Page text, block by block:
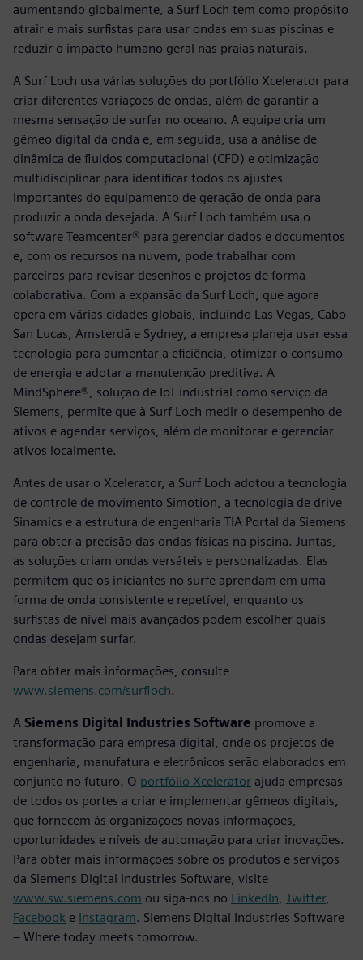
aumentando globalmente, a Surf Loch tem como propósito
atrair e mais surfistas para usar ondas em suas piscinas e
reduzir o impacto humano geral nas praias naturais.
A Surf Loch usa várias soluções do portfólio Xcelerator para
criar diferentes variações de ondas, além de garantir a
mesma sensação de surfar no oceano. A equipe cria um
gêmeo digital da onda e, em seguida, usa a análise de
dinâmica de fluidos computacional (CFD) e otimização
multidisciplinar para identificar todos os ajustes
importantes do equipamento de geração de onda para
produzir a onda desejada. A Surf Loch também usa o
software Teamcenter® para gerenciar dados e documentos
e, com os recursos na nuvem, pode trabalhar com
parceiros para revisar desenhos e projetos de forma
colaborativa. Com a expansão da Surf Loch, que agora
opera em várias cidades globais, incluindo Las Vegas, Cabo
San Lucas, Amsterdã e Sydney, a empresa planeja usar essa
tecnologia para aumentar a eficiência, otimizar o consumo
de energia e adotar a manutenção preditiva. A
MindSphere®, solução de IoT industrial como serviço da
Siemens, permite que à Surf Loch medir o desempenho de
ativos e agendar serviços, além de monitorar e gerenciar
ativos localmente.
Antes de usar o Xcelerator, a Surf Loch adotou a tecnologia
de controle de movimento Simotion, a tecnologia de drive
Sinamics e a estrutura de engenharia TIA Portal da Siemens
para obter a precisão das ondas físicas na piscina. Juntas,
as soluções criam ondas versáteis e personalizadas. Elas
permitem que os iniciantes no surfe aprendam em uma
forma de onda consistente e repetível, enquanto os
surfistas de nível mais avançados podem escolher quais
ondas desejam surfar.
Para obter mais informações, consulte
www.siemens.com/surfloch.
A Siemens Digital Industries Software promove a
transformação para empresa digital, onde os projetos de
engenharia, manufatura e eletrônicos serão elaborados em
conjunto no futuro. O portfólio Xcelerator ajuda empresas
de todos os portes a criar e implementar gêmeos digitais,
que fornecem às organizações novas informações,
oportunidades e níveis de automação para criar inovações.
Para obter mais informações sobre os produtos e serviços
da Siemens Digital Industries Software, visite
www.sw.siemens.com ou siga-nos no LinkedIn Twitter,
Facebook e Instagram. Siemens Digital Industries Software
– Where today meets tomorrow.